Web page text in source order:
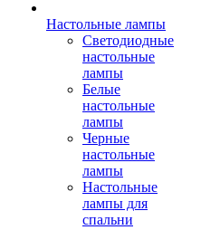
Настольные лампы
Светодиодные
настольные
лампы
Белые
настольные
лампы
Черные
настольные
лампы
Настольные
лампы для
спальни